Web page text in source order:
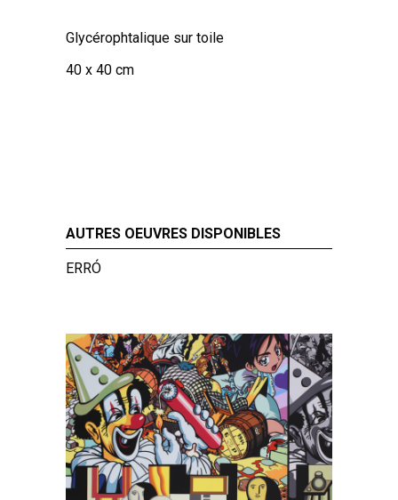
Glycérophtalique sur toile
40 x 40 cm
AUTRES OEUVRES DISPONIBLES
ERRÓ